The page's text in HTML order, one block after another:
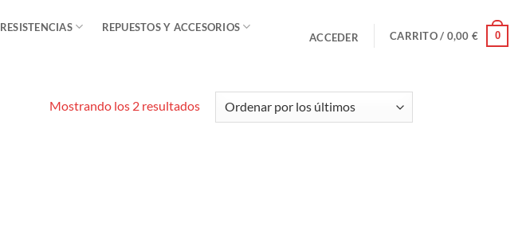
RESISTENCIAS
REPUESTOS Y ACCESORIOS
ACCEDER CARRITO / 0,00 € 0
Mostrando los 2 resultadosOrdenado
por